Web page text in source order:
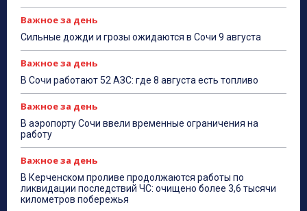
Важное за день
Сильные дожди и грозы ожидаются в Сочи 9 августа
Важное за день
В Сочи работают 52 АЗС: где 8 августа есть топливо
Важное за день
В аэропорту Сочи ввели временные ограничения на
работу
Важное за день
В Керченском проливе продолжаются работы по
ликвидации последствий ЧС: очищено более 3,6 тысячи
километров побережья